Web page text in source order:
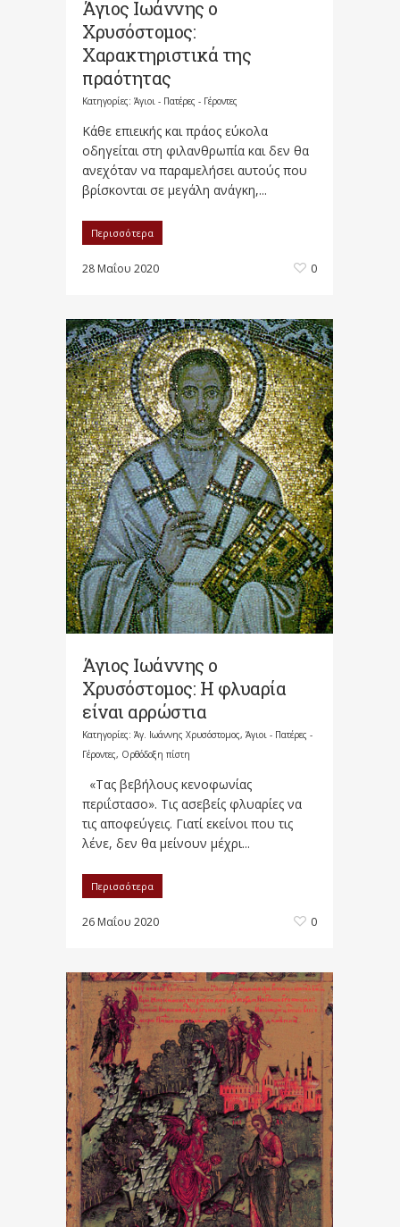
Άγιος Ιωάννης ο
Χρυσόστομος:
Χαρακτηριστικά της
πραότητας
Κατηγορίες: Άγιοι - Πατέρες - Γέροντες
Κάθε επιεικής και πράος εύκολα
οδηγείται στη φιλανθρωπία και δεν θα
ανεχόταν να παραμελήσει αυτούς που
βρίσκονται σε μεγάλη ανάγκη,...
Περισσότερα
28 Μαΐου 2020 0
Άγιος Ιωάννης ο
Χρυσόστομος: Η φλυαρία
είναι αρρώστια
Κατηγορίες: Άγ. Ιωάννης Χρυσόστομος, Άγιοι - Πατέρες -
Γέροντες, Ορθόδοξη πίστη
«Τας βεβήλους κενοφωνίας
περιΐστασο». Τις ασεβείς φλυαρίες να
τις αποφεύγεις. Γιατί εκείνοι που τις
λένε, δεν θα μείνουν μέχρι...
Περισσότερα
26 Μαΐου 2020 0